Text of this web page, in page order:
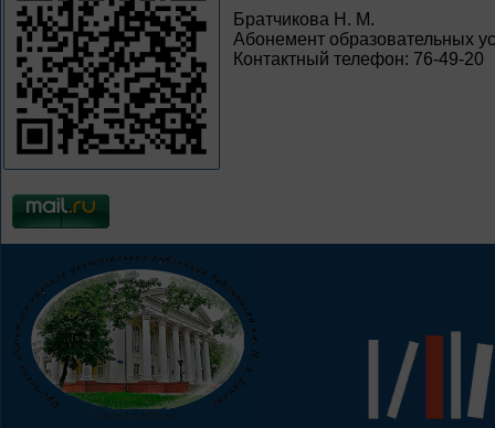
Братчикова Н. М.
Абонемент образовательных
Контактный телефон: 76-49-20